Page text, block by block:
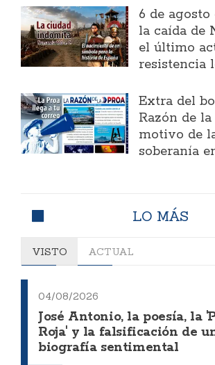
6 de agosto
la caída de
el último
resistencia
Extra del
Razón de
motivo de
soberanía
LO MÁS
VISTO ACTUAL
04/08/2026
José Antonio, la poesía, la
Roja' y la falsificación de
biografía sentimental